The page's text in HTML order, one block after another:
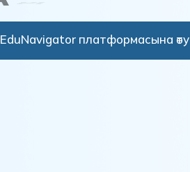
EduNavigator платформасына өту